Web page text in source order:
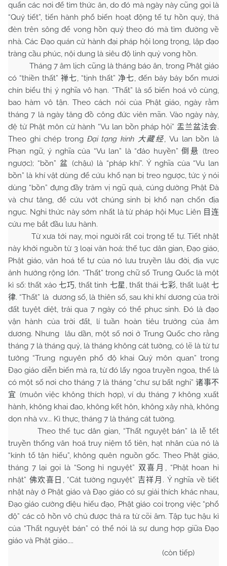
quẩn các nơi để tìm thức ăn, do đó mà ngày này cũng gọi là
“Quỷ tiết”, tiến hành phổ biến hoạt động tế tự hồn quỷ, thả
đèn trên sông để vong hồn quỷ theo đó mà tìm đường về
nhà. Các Đạo quán cử hành đại pháp hội long trọng, lập đạo
tràng cầu phúc, nội dung là siêu độ linh quỷ vong hồn.
Tháng 7 âm lịch cũng là tháng báo ân, trong Phật giáo
có “thiền thất” 禅七, “tịnh thất” 净七, đến bảy bảy bốn mươi
chín biểu thị ý nghĩa vô hạn. “Thất” là số biến hoá vô cùng,
bao hàm vô tận. Theo cách nói của Phật giáo, ngày rằm
tháng 7 là ngày tăng đồ công đức viên mãn. Vào ngày này,
đệ tử Phật môn cử hành “Vu lan bồn pháp hội” 盂兰盆法会.
Theo ghi chép trong Đại tạng kinh 大藏经, Vu lan bồn là
Phạn ngữ, ý nghĩa của “Vu lan” là “đảo huyền”倒悬 (treo
ngược); “bồn” 盆 (chậu) là “pháp khí”. Ý nghĩa của “Vu lan
bồn” là khí vật dùng để cứu khổ nạn bị treo ngược, tức ý nói
dùng “bồn” đựng đầy trăm vị ngũ quả, cúng dường Phật Đà
và chư tăng, để cứu vớt chúng sinh bị khổ nạn chốn địa
ngục. Nghi thức này sớm nhất là từ pháp hội Mục Liên 目连
cứu mẹ bắt đầu lưu hành.
Từ xưa tới nay, mọi người rất coi trọng tế tự. Tiết nhật
này khởi nguồn từ 3 loại văn hoá: thế tục dân gian, Đạo giáo,
Phật giáo, văn hoá tế tự của nó lưu truyền lâu đời, địa vực
ảnh hưởng rộng lớn. “Thất” trong chữ số Trung Quốc là một
kì số: thất xảo七巧, thất tinh 七星 , thất thái七彩, thất luật七
律. “Thất” là dương số, là thiên số, sau khi khí dương của trời
đất tuyệt diệt, trải qua 7 ngày có thể phục sinh. Đó là đạo
vận hành của trời đất, lí tuần hoàn tiêu trưởng của âm
dương. Nhưng lâu dần, một số nơi ở Trung Quốc cho rằng
tháng 7 là tháng quỷ, là tháng không cát tường, có lẽ là từ tư
tưởng “Trung nguyên phổ độ khai Quỷ môn quan” trong
Đạo giáo diễn biến mà ra, từ đó lấy ngoa truyền ngoa, thế là
có một số nơi cho tháng 7 là tháng “chư sự bất nghi”诸事不
宜 (muôn việc không thích hợp), ví dụ tháng 7 không xuất
hành, không khai đao, không kết hôn, không xây nhà, không
dọn nhà v.v... Kì thực, tháng 7 là tháng cát tường.
Theo thế tục dân gian, “Thất nguyệt bán” là lễ tết
truyền thống văn hoá truy niệm tổ tiên, hạt nhân của nó là
“kính tổ tận hiếu”, không quên nguồn gốc. Theo Phật giáo,
tháng 7 lại gọi là “Song hỉ nguyệt” 双喜月 , “Phật hoan hỉ
nhật” 佛欢喜日 , “Cát tường nguyệt” 吉祥月 . Ý nghĩa về tiết
nhật này ở Phật giáo và Đạo giáo có sự giải thích khác nhau,
Đạo giáo cường điệu hiếu đạo, Phật giáo coi trọng việc “phổ
độ” các cô hồn vô chủ được thả ra từ cõi âm. Tập tục hậu kì
của “Thất nguyệt bán” có thể nói là sự dung hợp giữa Đạo
giáo và Phật giáo....
(còn tiếp)